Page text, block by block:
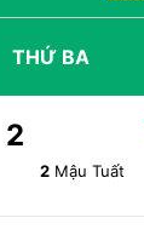
THỨ BA
2
2 Mậu Tuất